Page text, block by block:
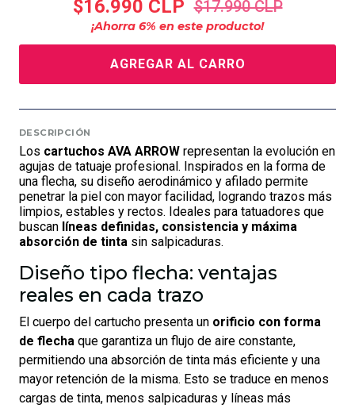
$16.990 CLP $17.990 CLP
¡Ahorra 6% en este producto!
AGREGAR AL CARRO
DESCRIPCIÓN
Los cartuchos AVA ARROW representan la evolución en
agujas de tatuaje profesional. Inspirados en la forma de
una flecha, su diseño aerodinámico y afilado permite
penetrar la piel con mayor facilidad, logrando trazos más
limpios, estables y rectos. Ideales para tatuadores que
buscan líneas definidas, consistencia y máxima
absorción de tinta sin salpicaduras.
Diseño tipo flecha: ventajas
reales en cada trazo
El cuerpo del cartucho presenta un orificio con forma
de flecha que garantiza un flujo de aire constante,
permitiendo una absorción de tinta más eficiente y una
mayor retención de la misma. Esto se traduce en menos
cargas de tinta, menos salpicaduras y líneas más